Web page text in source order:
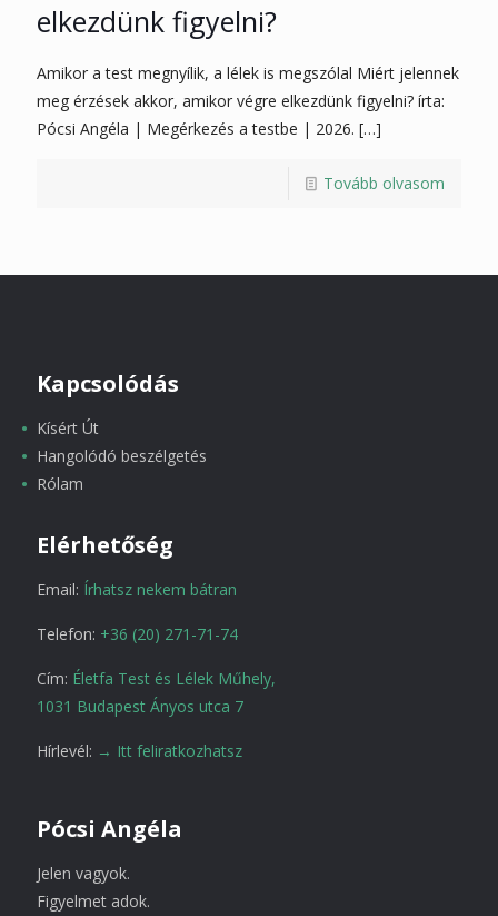
elkezdünk figyelni?
Amikor a test megnyílik, a lélek is megszólal Miért jelennek
meg érzések akkor, amikor végre elkezdünk figyelni? írta:
Pócsi Angéla | Megérkezés a testbe | 2026. […]
Tovább olvasom
Kapcsolódás
Kísért Út
Hangolódó beszélgetés
Rólam
Elérhetőség
Email: Írhatsz nekem bátran
Telefon: +36 (20) 271-71-74
Cím: Életfa Test és Lélek Műhely,
1031 Budapest Ányos utca 7
Hírlevél: → Itt feliratkozhatsz
Pócsi Angéla
Jelen vagyok.
Figyelmet adok.